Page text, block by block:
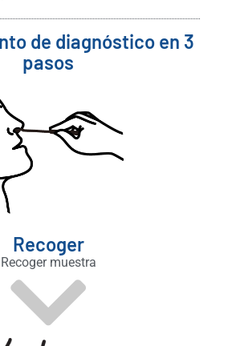
de diagnóstico en 3
pasos
Recoger
Recoger muestra